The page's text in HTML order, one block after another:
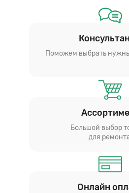
Поможем выбрать
Большой выбор
для
Онлайн